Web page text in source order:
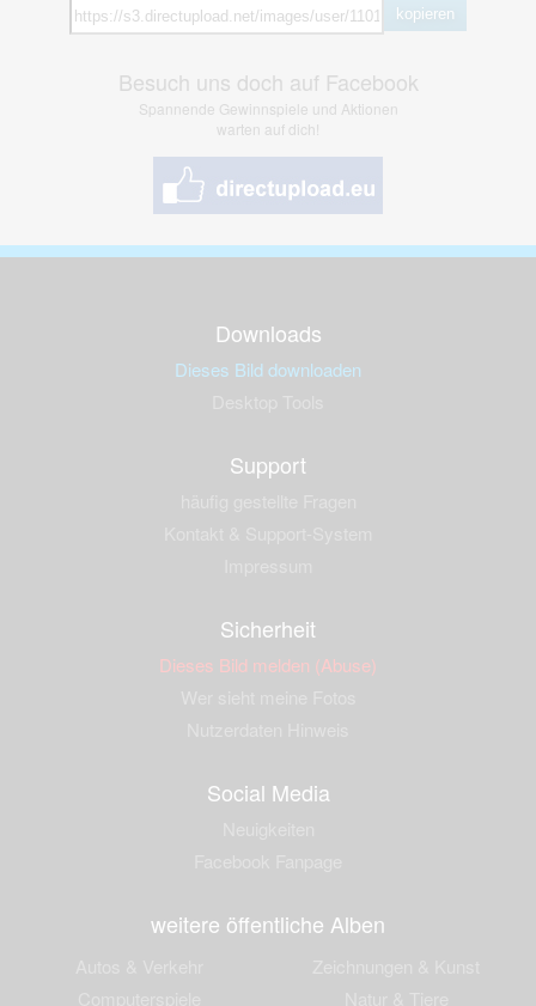
kopieren
Besuch uns doch auf Facebook
Spannende Gewinnspiele und Aktionen
warten auf dich!
Downloads
Dieses Bild downloaden
Support
Sicherheit
Dieses Bild melden (Abuse)
Social Media
weitere öffentliche Alben